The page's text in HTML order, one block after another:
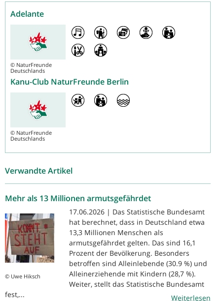
Adelante
© NaturFreunde
Deutschlands
Kanu-Club NaturFreunde Berlin
© NaturFreunde
Deutschlands
Verwandte Artikel
Mehr als 13 Millionen armutsgefährdet
© Uwe Hiksch
17.06.2026 | Das Statistische Bundesamt
hat berechnet, dass in Deutschland etwa
13,3 Millionen Menschen als
armutsgefährdet gelten. Das sind 16,1
Prozent der Bevölkerung. Besonders
betroffen sind Alleinlebende (30.9 %) und
Alleinerziehende mit Kindern (28,7 %).
Weiter, stellt das Statistische Bundesamt
fest,...
Weiterlesen